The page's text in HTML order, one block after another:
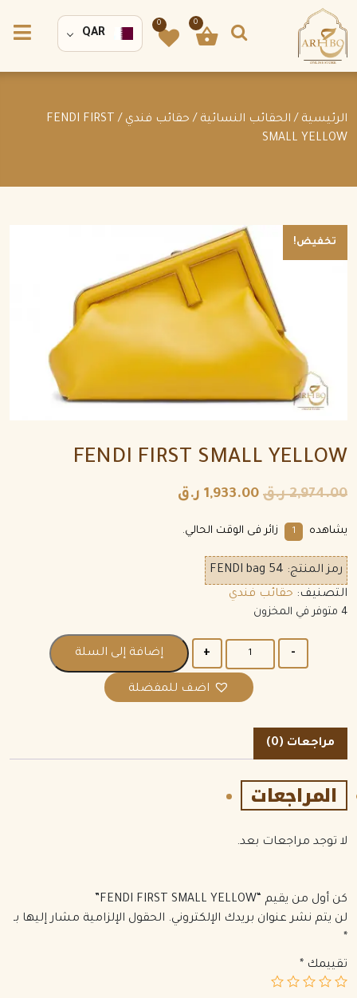
0
0
QAR
الرئيسية / الحقائب النسائية / حقائب فندي
/ FENDI FIRST
SMALL YELLOW
تخفيض!
FENDI FIRST SMALL YELLOW
2,974.00 ر.ق 1,933.00 ر.ق
يشاهده 1 زائر فى الوقت الحالي.
رمز المنتج: FENDI bag 54
التصنيف: حقائب فندي
4 متوفر في المخزون
إضافة إلى السلة
اضف للمفضلة
مراجعات (0)
المراجعات
لا توجد مراجعات بعد.
كن أول من يقيم “FENDI FIRST SMALL YELLOW”
لن يتم نشر عنوان بريدك الإلكتروني. الحقول الإلزامية مشار إليها بـ
*
تقييمك *